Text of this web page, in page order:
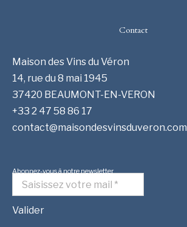
Contact
Maison des Vins du Véron
14, rue du 8 mai 1945
37420 BEAUMONT-EN-VERON
+33 2 47 58 86 17
contact@maisondesvinsduveron.com
Abonnez-vous à notre newsletter